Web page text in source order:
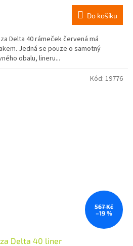
Do košíku
Delta 40 rámeček červená má
Jedná se pouze o samotný
obalu, lineru...
567 Kč
–19 %
Delta 40 liner
Kód: 19776